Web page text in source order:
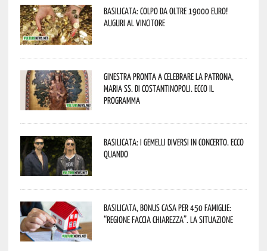
Basilicata: colpo da oltre 19000 Euro!
Auguri al vincitore
Ginestra pronta a celebrare la Patrona,
Maria SS. di Costantinopoli. Ecco il
programma
Basilicata: i Gemelli DiVersi in concerto. Ecco
quando
Basilicata, Bonus casa per 450 famiglie:
“Regione faccia chiarezza”. La situazione